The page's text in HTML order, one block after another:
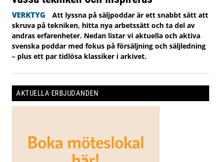
VERKTYG
Att lyssna på säljpoddar är ett snabbt sätt att
skruva på tekniken, hitta nya arbetssätt och ta del av
andras erfarenheter. Nedan listar vi aktuella och aktiva
svenska poddar med fokus på försäljning och säljledning
– plus ett par tidlösa klassiker i arkivet.
AKTUELLA ERBJUDANDEN